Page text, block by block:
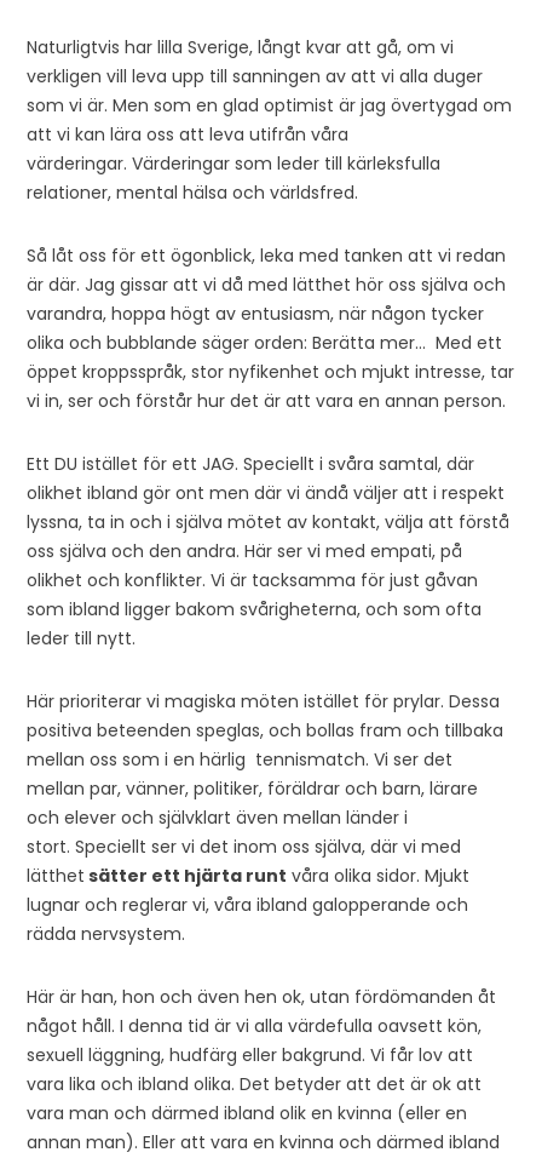
Naturligtvis har lilla Sverige, långt kvar att gå, om vi
verkligen vill leva upp till sanningen av att vi alla duger
som vi är. Men som en glad optimist är jag övertygad om
att vi kan lära oss att leva utifrån våra
värderingar. Värderingar som leder till kärleksfulla
relationer, mental hälsa och världsfred.
Så låt oss för ett ögonblick, leka med tanken att vi redan
är där. Jag gissar att vi då med lätthet hör oss själva och
varandra, hoppa högt av entusiasm, när någon tycker
olika och bubblande säger orden: Berätta mer… Med ett
öppet kroppsspråk, stor nyfikenhet och mjukt intresse, tar
vi in, ser och förstår hur det är att vara en annan person.
Ett DU istället för ett JAG. Speciellt i svåra samtal, där
olikhet ibland gör ont men där vi ändå väljer att i respekt
lyssna, ta in och i själva mötet av kontakt, välja att förstå
oss själva och den andra. Här ser vi med empati, på
olikhet och konflikter. Vi är tacksamma för just gåvan
som ibland ligger bakom svårigheterna, och som ofta
leder till nytt.
Här prioriterar vi magiska möten istället för prylar. Dessa
positiva beteenden speglas, och bollas fram och tillbaka
mellan oss som i en härlig tennismatch. Vi ser det
mellan par, vänner, politiker, föräldrar och barn, lärare
och elever och självklart även mellan länder i
stort. Speciellt ser vi det inom oss själva, där vi med
lätthet sätter ett hjärta runt våra olika sidor. Mjukt
lugnar och reglerar vi, våra ibland galopperande och
rädda nervsystem.
Här är han, hon och även hen ok, utan fördömanden åt
något håll. I denna tid är vi alla värdefulla oavsett kön,
sexuell läggning, hudfärg eller bakgrund. Vi får lov att
vara lika och ibland olika. Det betyder att det är ok att
vara man och därmed ibland olik en kvinna (eller en
annan man). Eller att vara en kvinna och därmed ibland